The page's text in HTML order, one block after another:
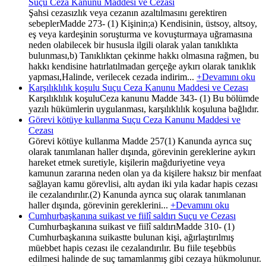
Şahsi cezasızlık veya cezanın azaltılmasını gerektiren
sebeplerMadde 273- (1) Kişinin;a) Kendisinin, üstsoy, altsoy,
eş veya kardeşinin soruşturma ve kovuşturmaya uğramasına
neden olabilecek bir hususla ilgili olarak yalan tanıklıkta
bulunması,b) Tanıklıktan çekinme hakkı olmasına rağmen, bu
hakkı kendisine hatırlatılmadan gerçeğe aykırı olarak tanıklık
yapması,Halinde, verilecek cezada indirim... +Devamını oku
Karşılıklılık koşulu Suçu Ceza Kanunu Maddesi ve Cezası
Karşılıklılık koşuluCeza kanunu Madde 343- (1) Bu bölümde
yazılı hükümlerin uygulanması, karşılıklılık koşuluna bağlıdır.
Görevi kötüye kullanma Suçu Ceza Kanunu Maddesi ve
Cezası
Görevi kötüye kullanma Madde 257(1) Kanunda ayrıca suç
olarak tanımlanan haller dışında, görevinin gereklerine aykırı
hareket etmek suretiyle, kişilerin mağduriyetine veya
kamunun zararına neden olan ya da kişilere haksız bir menfaat
sağlayan kamu görevlisi, altı aydan iki yıla kadar hapis cezası
ile cezalandırılır.(2) Kanunda ayrıca suç olarak tanımlanan
haller dışında, görevinin gereklerini... +Devamını oku
Cumhurbaşkanına suikast ve fiilî saldırı Suçu ve Cezası
Cumhurbaşkanına suikast ve fiilî saldırıMadde 310- (1)
Cumhurbaşkanına suikastte bulunan kişi, ağırlaştırılmış
müebbet hapis cezası ile cezalandırılır. Bu fiile teşebbüs
edilmesi halinde de suç tamamlanmış gibi cezaya hükmolunur.